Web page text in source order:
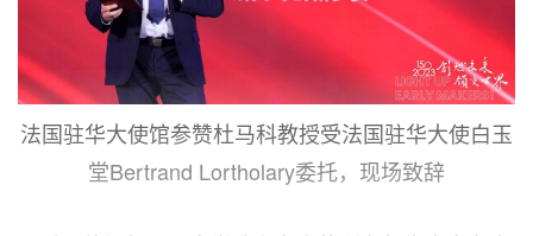
法国驻华大使馆参赞杜马科教授受法国驻华大使白玉
堂Bertrand Lortholary委托，现场致辞